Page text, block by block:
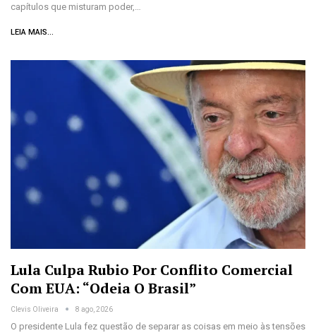
capítulos que misturam poder,…
LEIA MAIS...
Lula Culpa Rubio Por Conflito Comercial
Com EUA: “Odeia O Brasil”
Clevis Oliveira 8 ago, 2026
O presidente Lula fez questão de separar as coisas em meio às tensões